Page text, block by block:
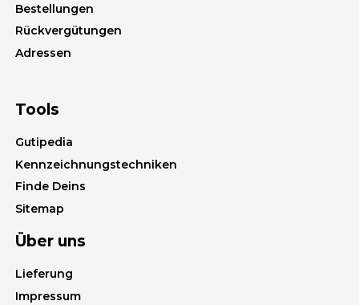
Bestellungen
Rückvergütungen
Adressen
Tools
Gutipedia
Kennzeichnungstechniken
Finde Deins
Sitemap
Über uns
Lieferung
Impressum